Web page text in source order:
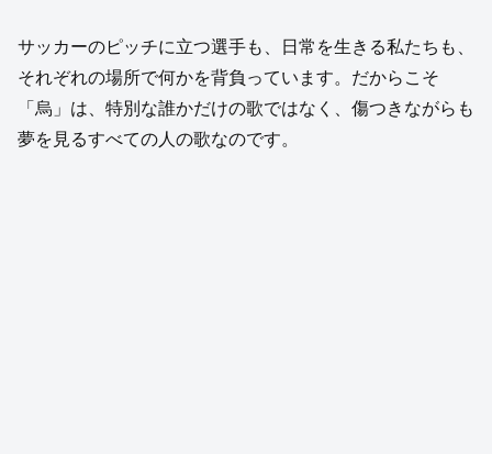
サッカーのピッチに立つ選手も、日常を生きる私たちも、
それぞれの場所で何かを背負っています。だからこそ
「烏」は、特別な誰かだけの歌ではなく、傷つきながらも
夢を見るすべての人の歌なのです。